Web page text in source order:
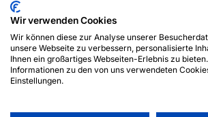
Georgia Berlin
Zaza Tuschmalischvili
Am Anger 12
14476 Potsdam
Mobil: +49 (0)178 5182092
E-Mail:info@georgiaberlingalerie.de
Wir verwenden Cookies
Wir können diese zur Analyse unserer
unsere Webseite zu verbessern, personalisierte
Ihnen ein großartiges Webseiten-Erlebnis zu
Informationen zu den von uns verwendeten
Einstellungen.